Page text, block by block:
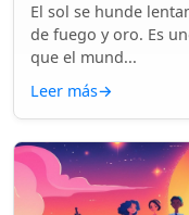
El sol se hunde
de fuego y oro. Es
que el mund...
Leer más→